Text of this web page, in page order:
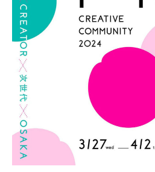
シルクスクリーン
無地素材
紙
本
文房具
雑貨